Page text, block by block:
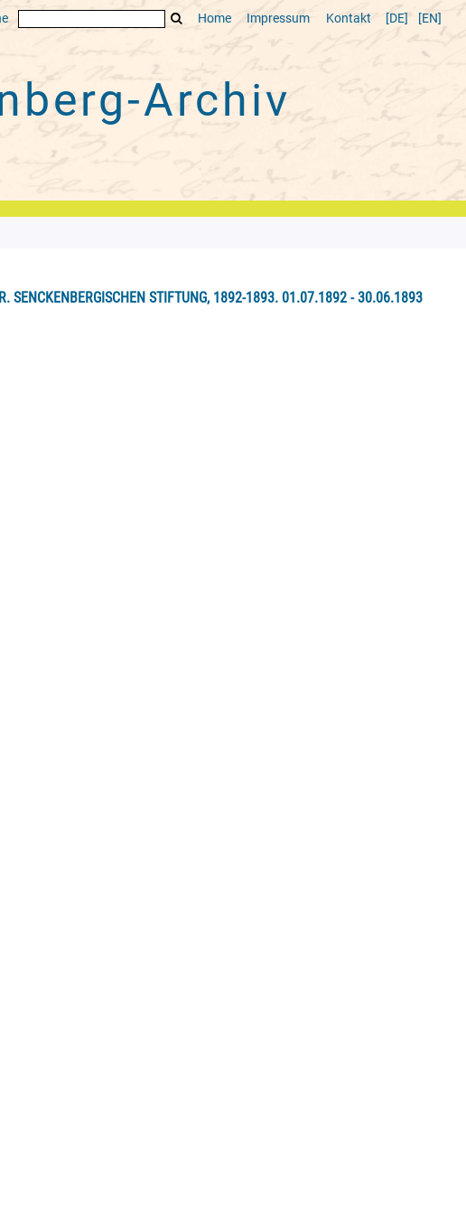
Home Impressum Kontakt [DE] [EN]
Archiv
SENCKENBERGISCHEN STIFTUNG, 1892-1893. 01.07.1892 - 30.06.1893